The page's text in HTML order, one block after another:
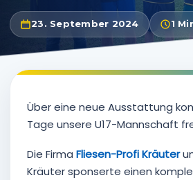
23. September 2024 1
Über eine neue Ausstattung
Tage unsere U17-Mannschaft
Die Firma Fliesen-Profi Kräuter
Kräuter sponserte einen